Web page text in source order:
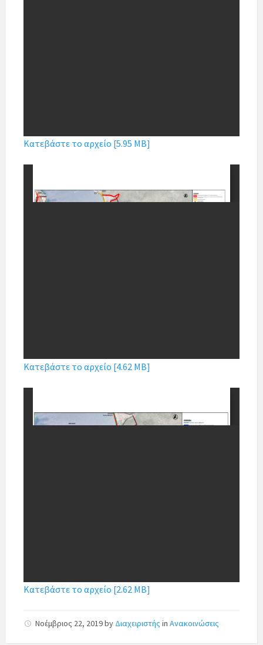
Κατεβάστε το αρχείο [5.95 MB]
Κατεβάστε το αρχείο [4.62 MB]
Κατεβάστε το αρχείο [2.62 MB]
Νοέμβριος 22, 2019by Διαχειριστής in Ανακοινώσεις